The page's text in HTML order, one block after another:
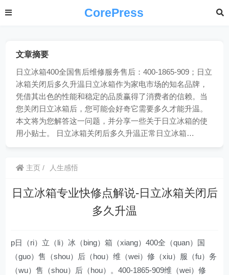
CorePress
文章摘要
日立冰箱400全国售后维修服务售后：400-1865-909；日立
冰箱关闭后多久升温日立冰箱作为家电市场的知名品牌，
凭借其出色的性能和稳定的品质赢得了消费者的信赖。当
您关闭日立冰箱后，您可能会好奇它需要多久才能升温。
本文将为您解答这一问题，并分享一些关于日立冰箱的使
用小贴士。 日立冰箱关闭后多久升温正常日立冰箱…
主页 人生感悟
日立冰箱专业快修点解说-日立冰箱关闭后
多久升温
p日（ri）立（li）冰（bing）箱（xiang）400全（quan）国
（guo）售（shou）后（hou）维（wei）修（xiu）服（fu）务
（wu）售（shou）后（hou）。400-1865-909维（wei）修